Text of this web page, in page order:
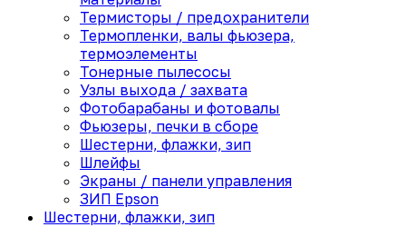
Термисторы / предохранители
Термопленки, валы фьюзера,
термоэлементы
Тонерные пылесосы
Узлы выхода / захвата
Фотобарабаны и фотовалы
Фьюзеры, печки в сборе
Шестерни, флажки, зип
Шлейфы
Экраны / панели управления
ЗИП Epson
Шестерни, флажки, зип